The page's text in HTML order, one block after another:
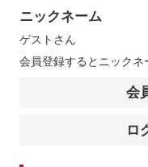
ニックネーム
ゲスト さん
会員登録するとニックネ
会
ロ